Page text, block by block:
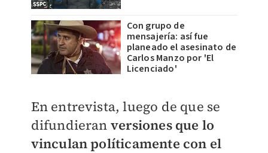
Con grupo de
mensajería: así fue
planeado el asesinato de
Carlos Manzo por 'El
Licenciado'
​En entrevista, luego de que se
difundieran versiones que lo
vinculan políticamente con el